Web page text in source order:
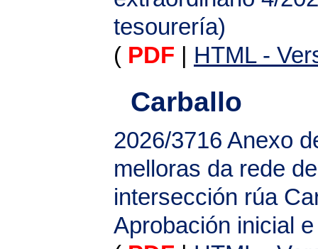
tesourería)
( PDF HTML -
Carballo
2026/3716 Anexo
melloras da rede
intersección rúa
Aprobación inicial